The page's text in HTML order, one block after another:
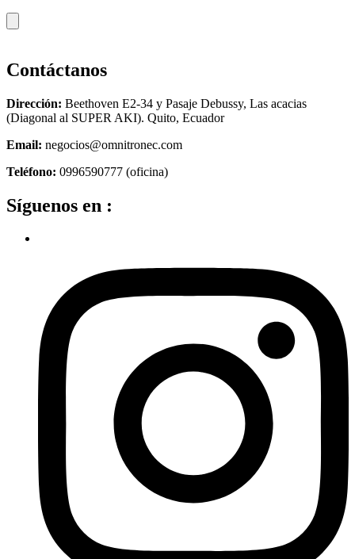
Contáctanos
Dirección: Beethoven E2-34 y Pasaje Debussy, Las acacias
(Diagonal al SUPER AKI). Quito, Ecuador
Email: negocios@omnitronec.com
Teléfono: 0996590777 (oficina)
Síguenos en :